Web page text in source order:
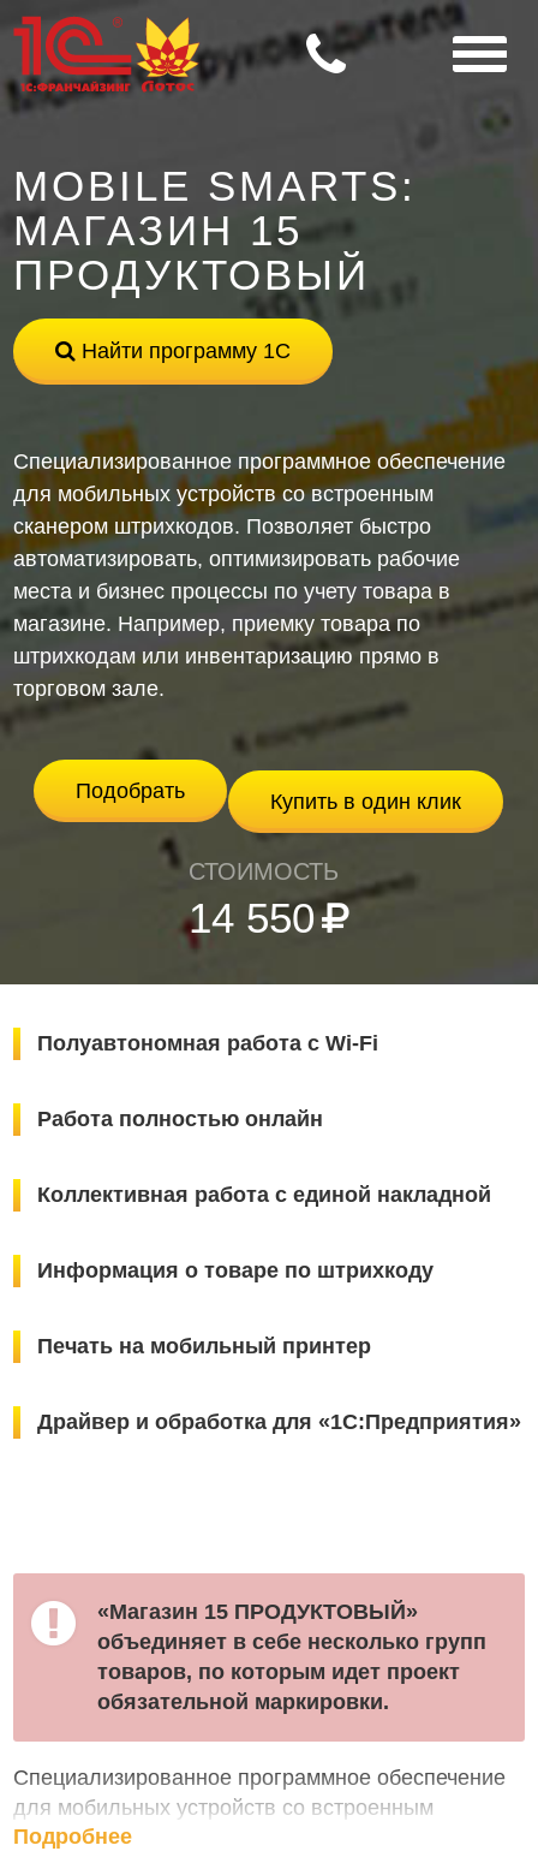
MOBILE SMARTS:
МАГАЗИН 15
ПРОДУКТОВЫЙ
Найти программу 1С
Специализированное программное обеспечение
для мобильных устройств со встроенным
сканером штрихкодов. Позволяет быстро
автоматизировать, оптимизировать рабочие
места и бизнес процессы по учету товара в
магазине. Например, приемку товара по
штрихкодам или инвентаризацию прямо в
торговом зале.
Подобрать Купить в один клик
СТОИМОСТЬ
14 550
Полуавтономная работа с Wi-Fi
Работа полностью онлайн
Коллективная работа с единой накладной
Информация о товаре по штрихкоду
Печать на мобильный принтер
Драйвер и обработка для «1С:Предприятия»
«Магазин 15 ПРОДУКТОВЫЙ»
объединяет в себе несколько групп
товаров, по которым идет проект
обязательной маркировки.
Специализированное программное обеспечение
для мобильных устройств со встроенным
сканером штрихкодов.
Подробнее